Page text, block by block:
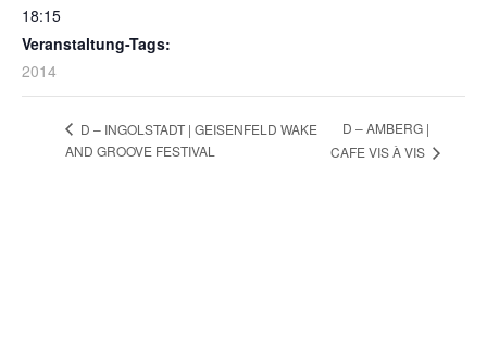
18:15
Veranstaltung-Tags:
2014
D – INGOLSTADT | GEISENFELD WAKE
AND GROOVE FESTIVAL
D – AMBERG |
CAFE VIS À VIS